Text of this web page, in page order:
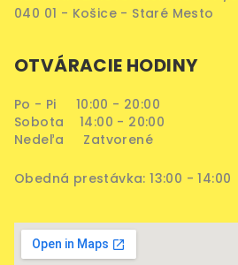
040 01 - Košice - Staré Mesto
OTVÁRACIE HODINY
Po - Pi 10:00 - 20:00
Sobota 14:00 - 20:00
Nedeľa Zatvorené
Obedná prestávka: 13:00 - 14:00